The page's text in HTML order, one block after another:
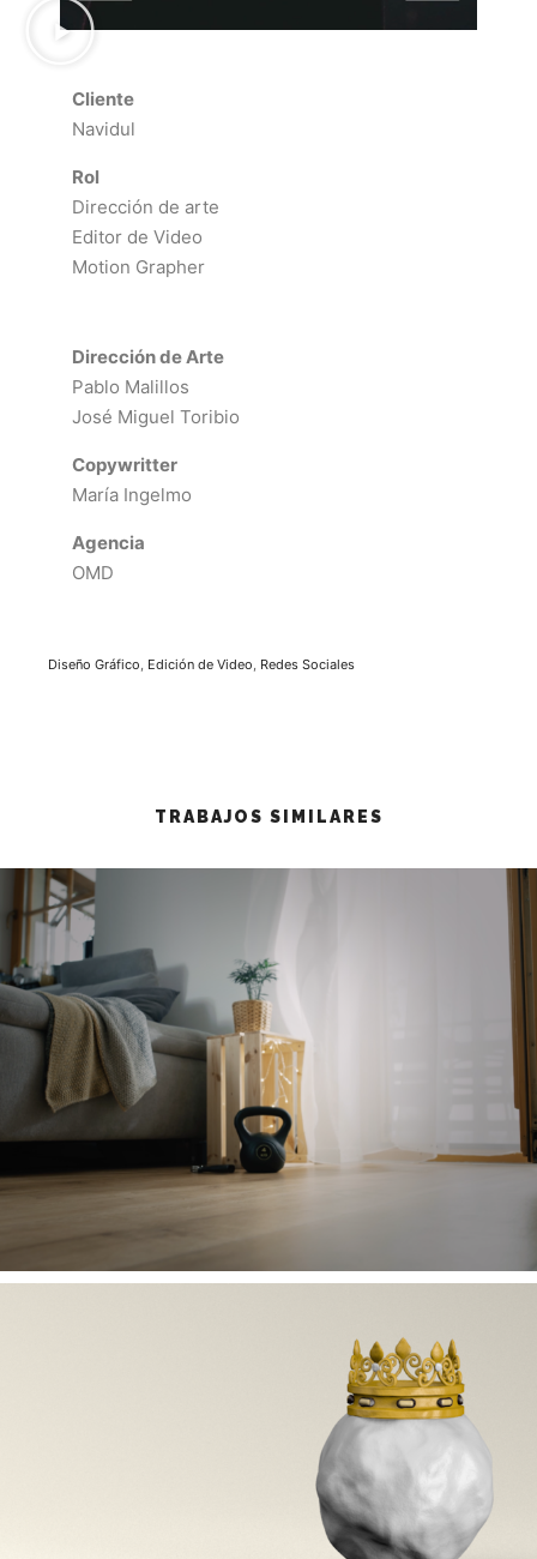
Cliente
Navidul
Rol
Dirección de arte
Editor de Video
Motion Grapher
Dirección de Arte
Pablo Malillos
José Miguel Toribio
Copywritter
María Ingelmo
Agencia
OMD
Diseño Gráfico, Edición de Video, Redes Sociales
TRABAJOS SIMILARES